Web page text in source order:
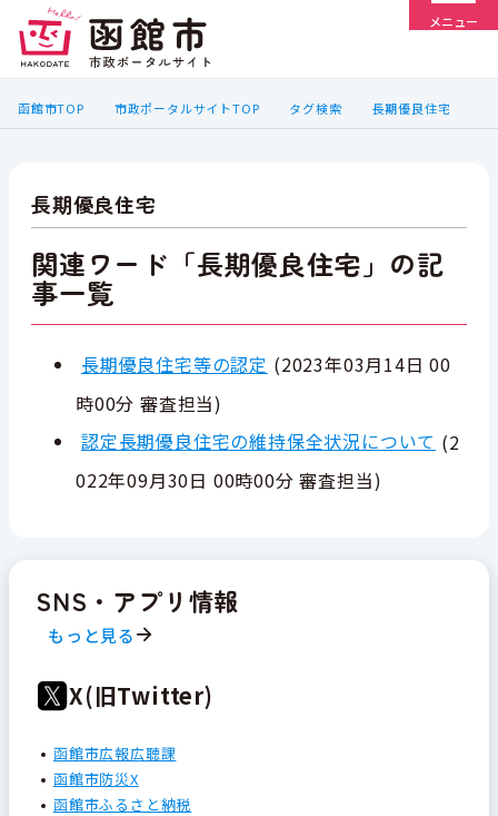
メニュー
函館市TOP 市政ポータルサイトTOP タグ検索 長期優良住宅
長期優良住宅
関連ワード「長期優良住宅」の記
事一覧
長期優良住宅等の認定 (2023年03月14日 00
時00分 審査担当)
認定長期優良住宅の維持保全状況について (2
022年09月30日 00時00分 審査担当)
SNS・アプリ情報
もっと見る
X(旧Twitter)
函館市広報広聴課
函館市防災X
函館市ふるさと納税